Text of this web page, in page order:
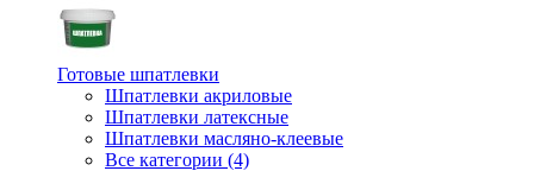
Готовые шпатлевки
Шпатлевки акриловые
Шпатлевки латексные
Шпатлевки масляно-клеевые
Все категории (4)